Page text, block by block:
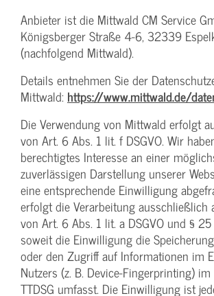
Anbieter ist die Mittwald CM Service
Königsberger Straße 4-6, 32339
(nachfolgend Mittwald).
Details entnehmen Sie der
Mittwald: https://www.mittwald.de/
Die Verwendung von Mittwald erfolgt
von Art. 6 Abs. 1 lit. f DSGVO. Wir
berechtigtes Interesse an einer
zuverlässigen Darstellung unserer
eine entsprechende Einwilligung
erfolgt die Verarbeitung ausschließlich
von Art. 6 Abs. 1 lit. a DSGVO und § 25
soweit die Einwilligung die
oder den Zugriff auf Informationen im
Nutzers (z. B. Device-Fingerprinting)
TTDSG umfasst. Die Einwilligung ist